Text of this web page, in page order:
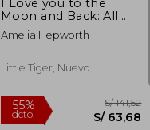
Moon and Back: All
Year Long (en Inglés)
Amelia Hepworth
Little Tiger, Nuevo